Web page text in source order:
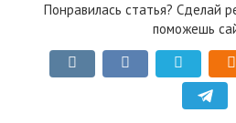
Понравилась статья? Сделай
поможешь